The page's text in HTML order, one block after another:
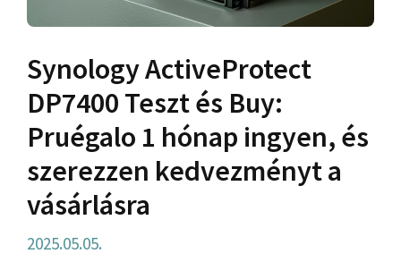
Synology ActiveProtect
DP7400 Teszt és Buy:
Pruégalo 1 hónap ingyen, és
szerezzen kedvezményt a
vásárlásra
2025.05.05.